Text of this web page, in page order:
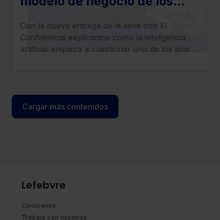
era del ‘superabogado’
Con la nueva entrega de la serie con El
Confidencial explicamos cómo la inteligencia
artificial empieza a cuestionar uno de los pilares
Cargar más contenidos
Lefebvre
Conócenos
Trabaja con nosotros